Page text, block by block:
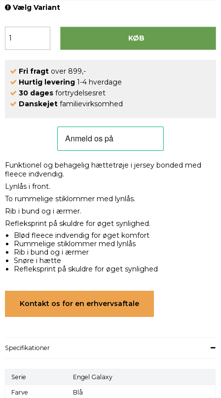
Vælg Variant
KØB
Fri fragt over 899,-
Hurtig levering 1-4 hverdage
30 dages fortrydelsesret
Danskejet familievirksomhed
Funktionel og behagelig hættetrøje i jersey bonded med
fleece indvendig.
Lynlås i front.
To rummelige stiklommer med lynlås.
Rib i bund og i ærmer.
Refleksprint på skuldre for øget synlighed.
Blød fleece indvendig for øget komfort
Rummelige stiklommer med lynlås
Rib i bund og i ærmer
Snøre i hætte
Refleksprint på skuldre for øget synlighed
Kontakt os for en erhvervsaftale
Specifikationer
Serie Engel Galaxy
Farve Blå